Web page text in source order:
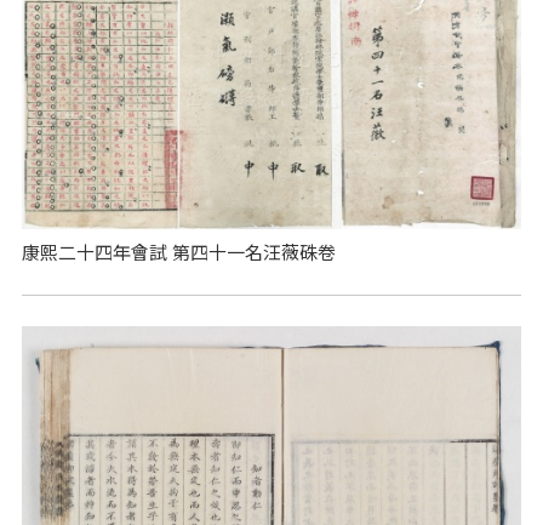
康熙二十四年會試 第四十一名汪薇硃卷